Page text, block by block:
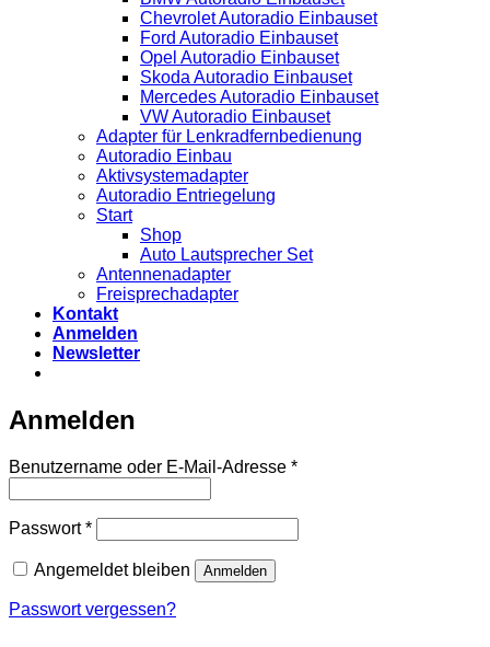
Chevrolet Autoradio Einbauset
Ford Autoradio Einbauset
Opel Autoradio Einbauset
Skoda Autoradio Einbauset
Mercedes Autoradio Einbauset
VW Autoradio Einbauset
Adapter für Lenkradfernbedienung
Autoradio Einbau
Aktivsystemadapter
Autoradio Entriegelung
Start
Shop
Auto Lautsprecher Set
Antennenadapter
Freisprechadapter
Kontakt
Anmelden
Newsletter
Anmelden
Benutzername oder E-Mail-Adresse *Erforderlich
Passwort*Erforderlich
Angemeldet bleiben Anmelden
Passwort vergessen?